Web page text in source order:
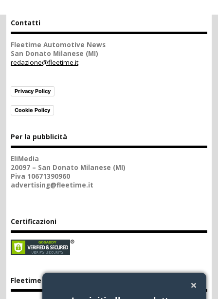
Contatti
Fleetime Automotive News
San Donato Milanese (MI)
redazione@fleetime.it
Privacy Policy
Cookie Policy
Per la pubblicità
EliMedia
20097 – San Donato Milanese (MI)
Piva 10671390960
advertising@fleetime.it
Certificazioni
Fleetime App